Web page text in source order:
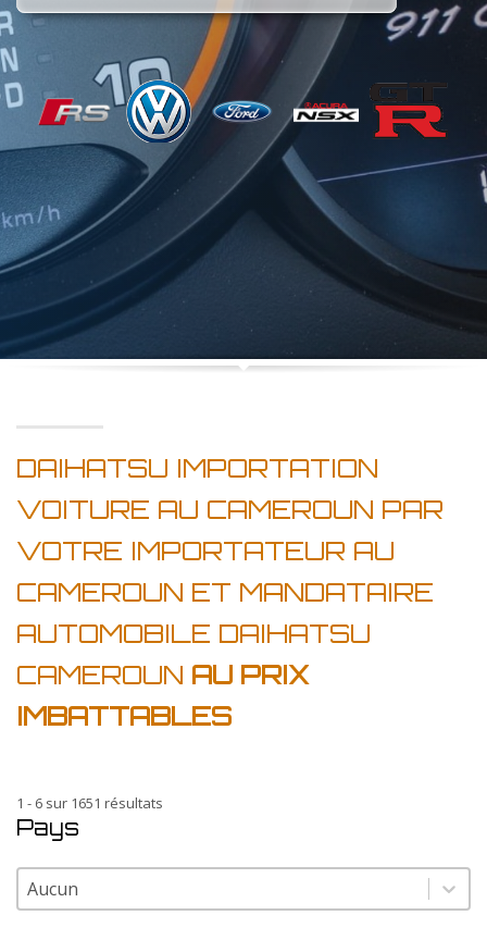
DAIHATSU IMPORTATION
VOITURE AU CAMEROUN PAR
VOTRE IMPORTATEUR AU
CAMEROUN ET MANDATAIRE
AUTOMOBILE DAIHATSU
CAMEROUN AU PRIX
IMBATTABLES
1 - 6 sur 1651 résultats
Pays
Pays
Pays